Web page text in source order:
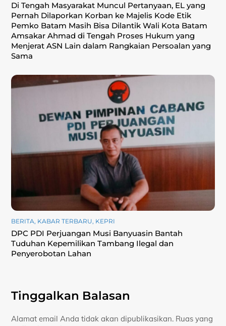
Di Tengah Masyarakat Muncul Pertanyaan, EL yang
Pernah Dilaporkan Korban ke Majelis Kode Etik
Pemko Batam Masih Bisa Dilantik Wali Kota Batam
Amsakar Ahmad di Tengah Proses Hukum yang
Menjerat ASN Lain dalam Rangkaian Persoalan yang
Sama
BERITA, KABAR TERBARU, KEPRI
DPC PDI Perjuangan Musi Banyuasin Bantah
Tuduhan Kepemilikan Tambang Ilegal dan
Penyerobotan Lahan
Tinggalkan Balasan
Alamat email Anda tidak akan dipublikasikan. Ruas yang